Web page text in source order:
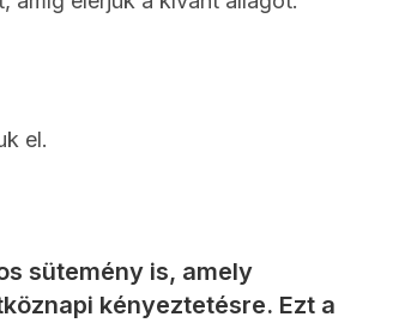
el.
sütemény is, amely
kényeztetésre. Ezt a